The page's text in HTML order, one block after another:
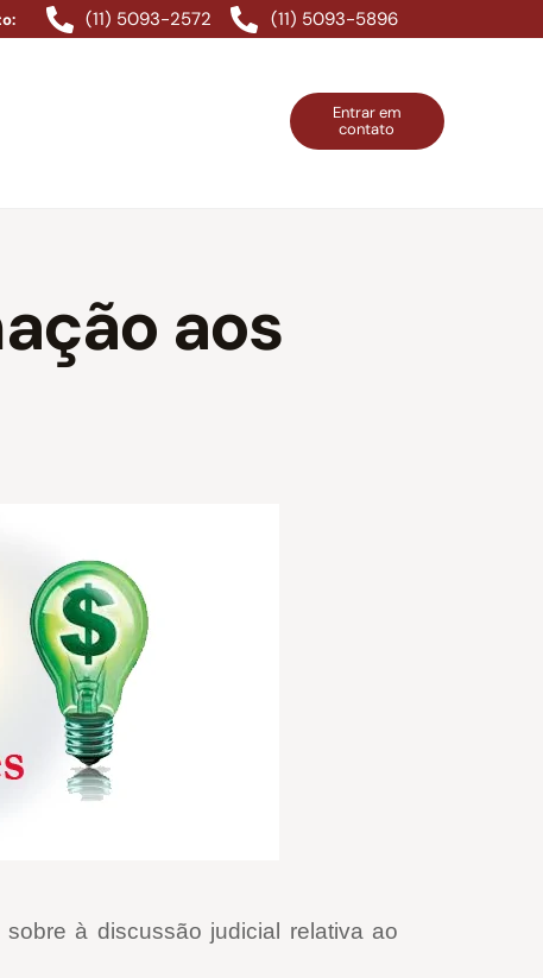
(11) 5093-2572 (11) 5093-5896
Entrar em
contato
aos
à discussão judicial relativa ao